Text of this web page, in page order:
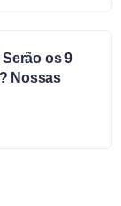
Serão os 9
Nossas